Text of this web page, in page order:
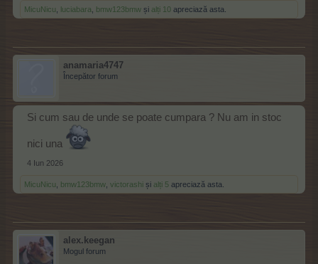
MicuNicu luciabara bmw123bmw și alți 10 apreciază asta.
anamaria4747
Începător forum
Si cum sau de unde se poate cumpara ? Nu am in stoc
nici una
4 Iun 2026
MicuNicu bmw123bmw victorashi și alți 5 apreciază asta.
alex.keegan
Mogul forum